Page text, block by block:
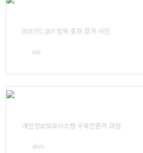
ISO/TC 207 방콕 총회 참가 사진
KQA
개인정보보호시스템 구축전문가 과정
관리자